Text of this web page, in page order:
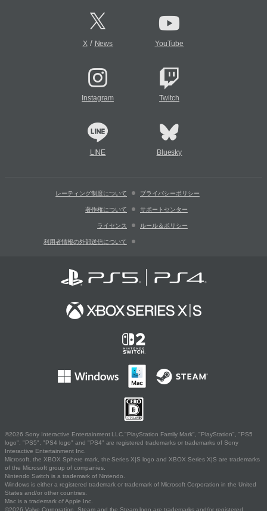
X/ News YouTube
Instagram Twitch
LINE Bluesky
レーティング制度について プライバシーポリシー
著作権について サポートセンター
ライセンス ルール＆ポリシー
利用者情報の外部送信について
©2026 Sony Interactive Entertainment LLC."PlayStation Family Mark", "PlayStation", "PS5
logo", "PS5", "PS4 logo" and "PS4" are registered trademarks or trademarks of Sony
Interactive Entertainment Inc.
Microsoft, the XBOX Sphere mark, the Series X|S logo and XBOX Series X|S are trademarks
of the Microsoft group of companies.
Nintendo Switch is a trademark of Nintendo.
Windows is either a registered trademark or trademark of Microsoft Corporation in the United
States and/or other countries.
Mac is a trademark of Apple Inc.
©2026 Valve Corporation. Steam and the Steam logo are trademarks and/or registered